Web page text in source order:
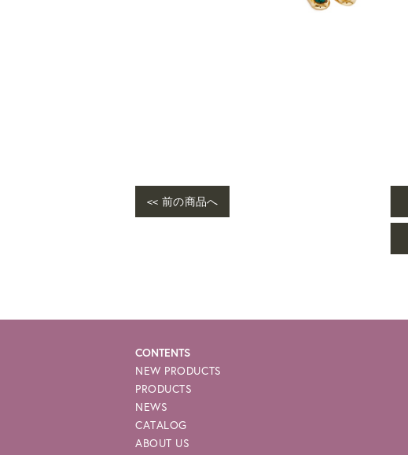
<< 前の商品へ
CONTENTS
NEW PRODUCTS
PRODUCTS
NEWS
CATALOG
ABOUT US